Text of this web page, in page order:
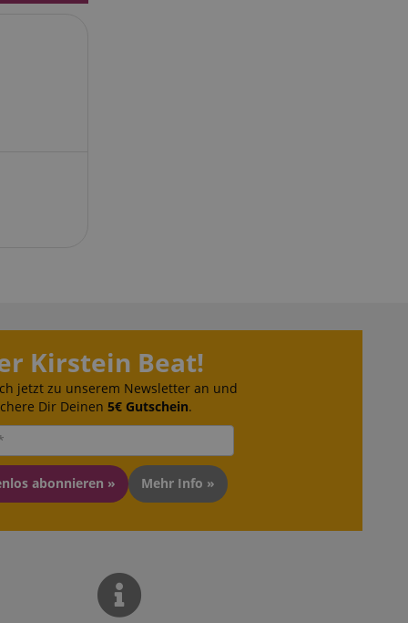
Kirstein Beat!
jetzt zu unserem Newsletter an und
Dir Deinen 5€ Gutschein.
abonnieren » Mehr Info »